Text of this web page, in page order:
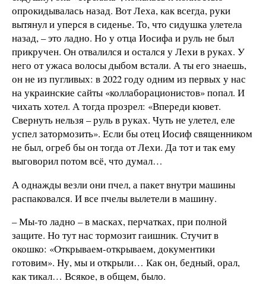
опрокидывалась назад. Вот Леха, как всегда, руки
вытянул и уперся в сиденье. То, что сидушка улетела
назад, – это ладно. Но у отца Иосифа и руль не был
прикручен. Он отвалился и остался у Лехи в руках. У
него от ужаса волосы дыбом встали. А ты его знаешь,
он не из пугливых: в 2022 году одним из первых у нас
на украинские сайты «коллаборационистов» попал. И
чихать хотел. А тогда прозрел: «Впереди кювет.
Свернуть нельзя – руль в руках. Чуть не улетел, еле
успел затормозить». Если бы отец Иосиф священником
не был, огреб бы он тогда от Лехи. Да тот и так ему
выговорил потом всё, что думал…
А однажды везли они пчел, а пакет внутри машины
распаковался. И все пчелы вылетели в машину.
– Мы-то ладно – в масках, перчатках, при полной
защите. Но тут нас тормозит гаишник. Стучит в
окошко: «Открываем-открываем, документики
готовим». Ну, мы и открыли… Как он, бедный, орал,
как тикал… Всякое, в общем, было.